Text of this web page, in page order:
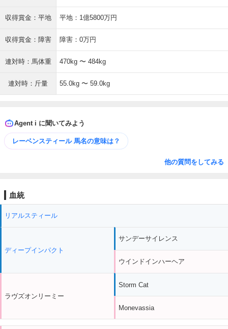
収得賞金：平地 平地：1億5800万円
収得賞金：障害 障害：0万円
連対時：馬体重 470kg 〜 484kg
連対時：斤量 55.0kg 〜 59.0kg
Agent i に聞いてみよう
レーベンスティール 馬名の意味は？
他の質問をしてみる
血統
リアルスティール
ディープインパクト
ラヴズオンリーミー
サンデーサイレンス
ウインドインハーヘア
Storm Cat
Monevassia